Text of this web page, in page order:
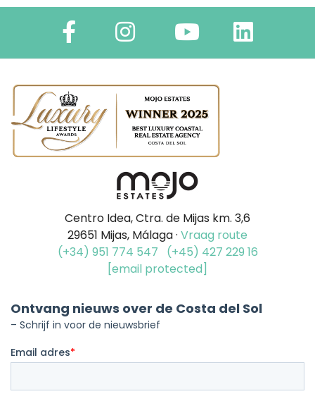
Centro Idea, Ctra. de Mijas km. 3,6
29651 Mijas, Málaga · Vraag route
(+34) 951 774 547
(+45) 427 229 16
[email protected]